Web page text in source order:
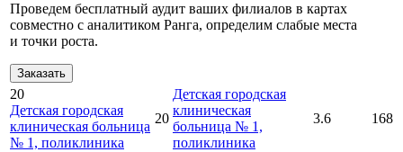
Проведем бесплатный аудит ваших филиалов в картах
совместно с аналитиком Ранга, определим слабые места
и точки роста.
Заказать
20
Детская городская
клиническая больница
№ 1, поликлиника
20
Детская городская
клиническая
больница № 1,
поликлиника
3.6 168